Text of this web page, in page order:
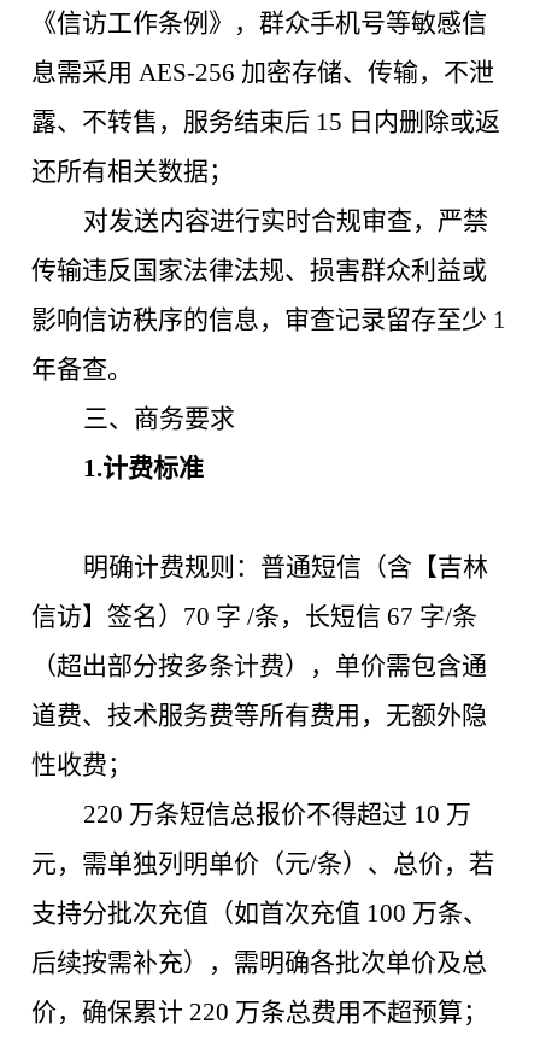
《信访工作条例》，群众手机号等敏感信
息需采用 AES-256 加密存储、传输，不泄
露、不转售，服务结束后 15 日内删除或返
还所有相关数据；
对发送内容进行实时合规审查，严禁
传输违反国家法律法规、损害群众利益或
影响信访秩序的信息，审查记录留存至少 1
年备查。
三、商务要求
1.计费标准
明确计费规则：普通短信（含【吉林
信访】签名） 70 字 /条，长短信 67 字/条
（超出部分按多条计费），单价需包含通
道费、技术服务费等所有费用，无额外隐
性收费；
220 万条短信总报价不得超过 10 万
元，需单独列明单价（元/条）、总价，若
支持分批次充值（如首次充值 100 万条、
后续按需补充），需明确各批次单价及总
价，确保累计 220 万条总费用不超预算；